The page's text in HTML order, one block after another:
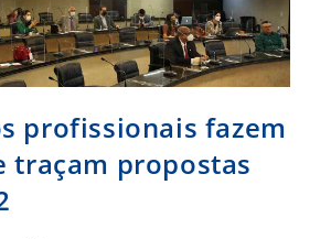
profissionais fazem
traçam propostas